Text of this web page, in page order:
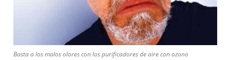
Basta a los malos olores con los purificadores de aire con ozono